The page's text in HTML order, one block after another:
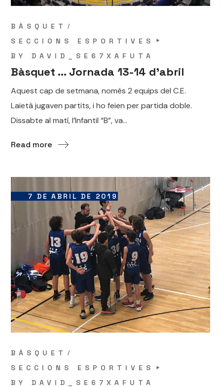
BÀSQUET
SECCIONS ESPORTIVES
BYDAVID_SE67XAFUTA
Bàsquet … Jornada 13-14 d’abril
Aquest cap de setmana, només 2 equips del C.E.
Laietà jugaven partits, i ho feien per partida doble.
Dissabte al matí, l’Infantil “B”, va...
Read more
7 DE ABRIL DE 2019
BÀSQUET
SECCIONS ESPORTIVES
BYDAVID_SE67XAFUTA